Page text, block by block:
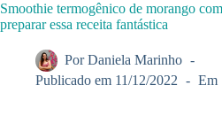
Smoothie termogênico de morango
preparar essa receita fantástica
Por Daniela Marinho
Publicado em 11/12/2022 Em